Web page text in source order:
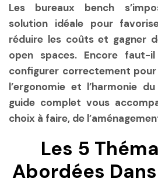
Les bureaux bench
solution idéale pour
réduire les coûts et gagner
open spaces. Encore
configurer correctement
l’ergonomie et l’harmonie
guide complet vous
choix à faire, de
Les 5
Abordées